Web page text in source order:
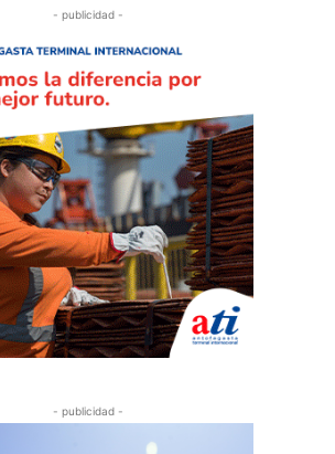
- publicidad -
- publicidad -